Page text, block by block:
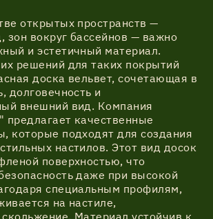
открытых пространств —
зон вокруг бассейнов — важно
и эстетичный материал.
решений для таких покрытий
доска вельвет, сочетающая в
долговечность и
внешний вид. Компания
качественные
которые подходят для создания
настилов. Этот вид досок
поверхностью, что
даже при высокой
специальным профилям,
на настиле,
Материал устойчив к